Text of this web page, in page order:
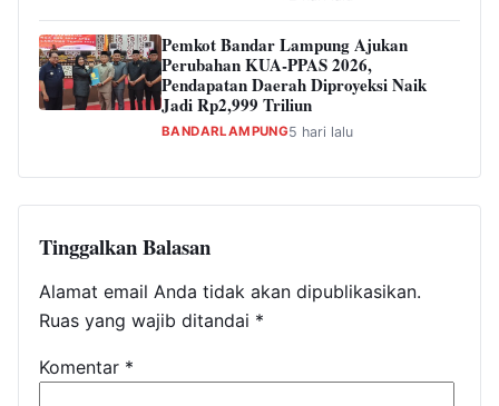
Pemkot Bandar Lampung Ajukan
Perubahan KUA-PPAS 2026,
Pendapatan Daerah Diproyeksi Naik
Jadi Rp2,999 Triliun
BANDARLAMPUNG5 hari lalu
Tinggalkan Balasan
Alamat email Anda tidak akan dipublikasikan.
Ruas yang wajib ditandai *
Komentar *